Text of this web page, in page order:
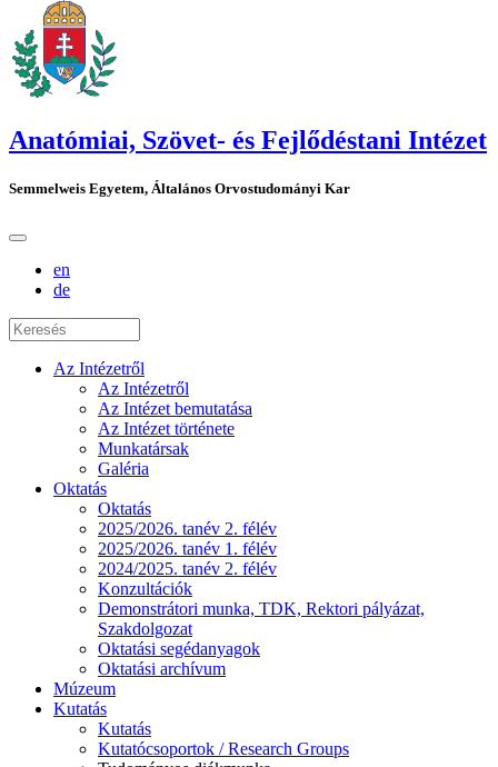
Anatómiai, Szövet- és Fejlődéstani Intézet
Semmelweis Egyetem, Általános Orvostudományi Kar
en
de
Az Intézetről
Az Intézetről
Az Intézet bemutatása
Az Intézet története
Munkatársak
Galéria
Oktatás
Oktatás
2025/2026. tanév 2. félév
2025/2026. tanév 1. félév
2024/2025. tanév 2. félév
Konzultációk
Demonstrátori munka, TDK, Rektori pályázat,
Szakdolgozat
Oktatási segédanyagok
Oktatási archívum
Múzeum
Kutatás
Kutatás
Kutatócsoportok / Research Groups